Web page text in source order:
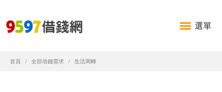
選單
首頁 全部借錢需求 生活周轉